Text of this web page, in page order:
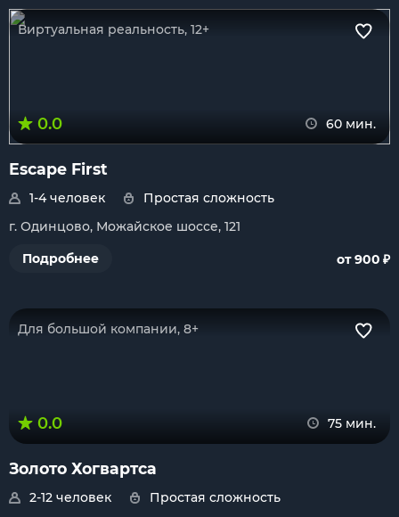
Виртуальная реальность, 12+
0.0 60 мин.
Escape First
1-4 человек
Простая сложность
г. Одинцово, Можайское шоссе, 121
Подробнее
от 900 ₽
Для большой компании, 8+
0.0 75 мин.
Золото Хогвартса
2-12 человек
Простая сложность